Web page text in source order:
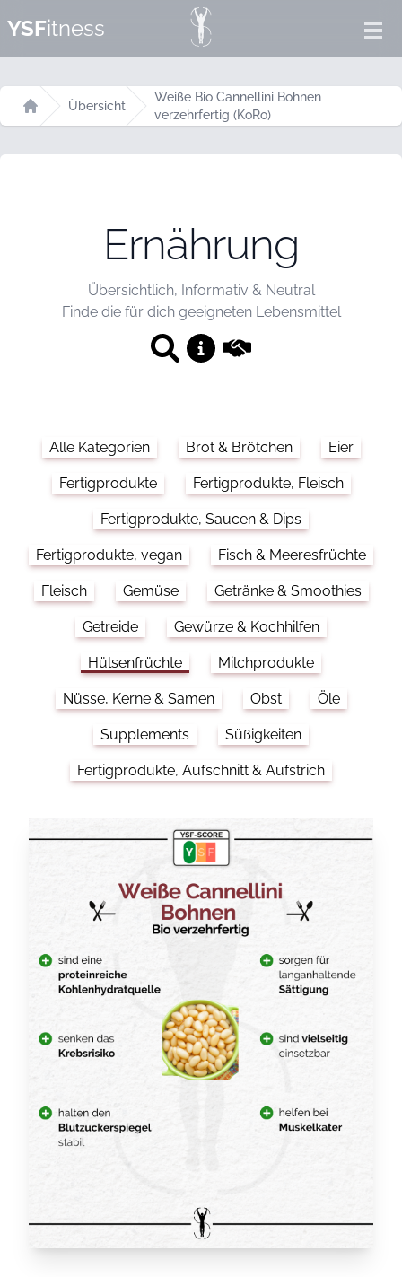
YSFitness
Startseite
Übersicht
Weiße Bio Cannellini Bohnen
verzehrfertig (KoRo)
Ernährung
Übersichtlich, Informativ & Neutral
Finde die für dich geeigneten Lebensmittel
Alle Kategorien Brot & Brötchen Eier
Fertigprodukte Fertigprodukte, Fleisch
Fertigprodukte, Saucen & Dips
Fertigprodukte, vegan Fisch & Meeresfrüchte
Fleisch Gemüse Getränke & Smoothies
Getreide Gewürze & Kochhilfen
Hülsenfrüchte Milchprodukte
Nüsse, Kerne & Samen Obst Öle
Supplements Süßigkeiten
Fertigprodukte, Aufschnitt & Aufstrich